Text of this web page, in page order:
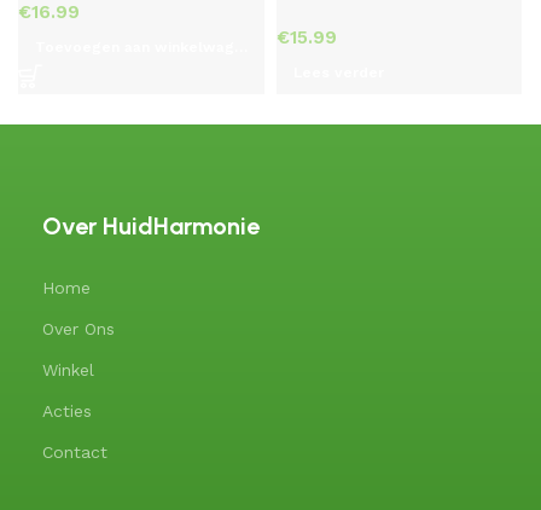
€
€
Over HuidHarmonie
Home
Over Ons
Winkel
Acties
Contact